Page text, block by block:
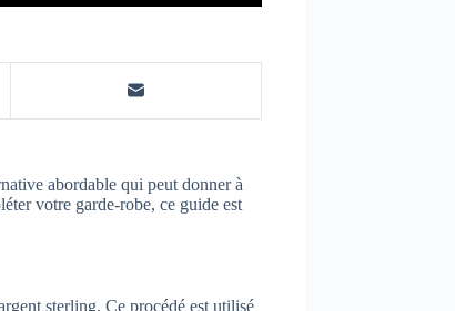
abordable qui peut donner à
votre garde-robe, ce guide est
sterling. Ce procédé est utilisé